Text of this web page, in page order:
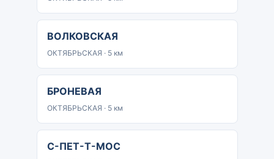
ВОЛКОВСКАЯ
ОКТЯБРЬСКАЯ · 5 км
БРОНЕВАЯ
ОКТЯБРЬСКАЯ · 5 км
С-ПЕТ-Т-МОС